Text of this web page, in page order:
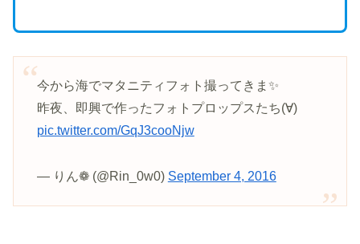
今から海でマタニティフォト撮ってきま✨
昨夜、即興で作ったフォトプロップスたち(∀)
pic.twitter.com/GqJ3cooNjw
— りん❁ (@Rin_0w0) September 4, 2016